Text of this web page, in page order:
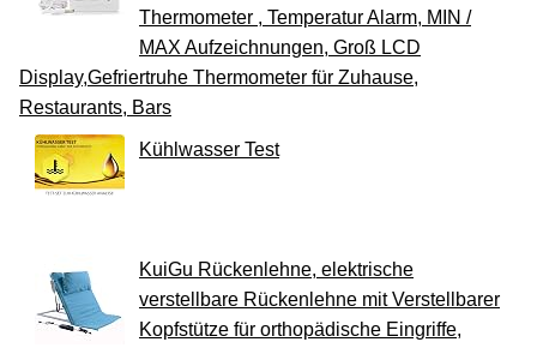
Thermometer , Temperatur Alarm, MIN /
MAX Aufzeichnungen, Groß LCD
Display,Gefriertruhe Thermometer für Zuhause,
Restaurants, Bars
Kühlwasser Test
KuiGu Rückenlehne, elektrische
verstellbare Rückenlehne mit Verstellbarer
Kopfstütze für orthopädische Eingriffe,